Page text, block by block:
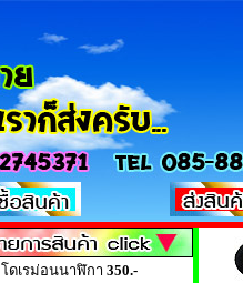
โดเรม่อนนาฬิกา 350.-